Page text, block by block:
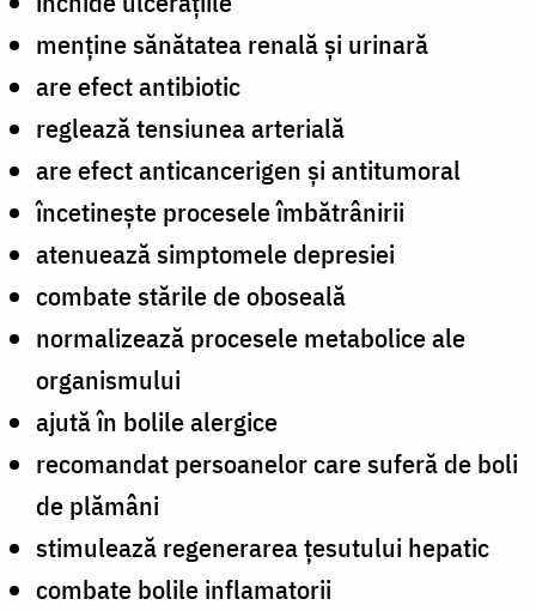
menține sănătatea renală și urinară
are efect antibiotic
reglează tensiunea arterială
are efect anticancerigen și antitumoral
încetinește procesele îmbătrânirii
atenuează simptomele depresiei
combate stările de oboseală
normalizează procesele metabolice ale
organismului
ajută în bolile alergice
recomandat persoanelor care suferă de boli
de plămâni
stimulează regenerarea țesutului hepatic
combate bolile inflamatorii